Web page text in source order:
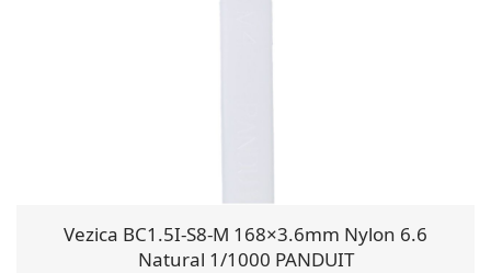
Vezica BC1.5I-S8-M 168×3.6mm Nylon 6.6
Natural 1/1000 PANDUIT